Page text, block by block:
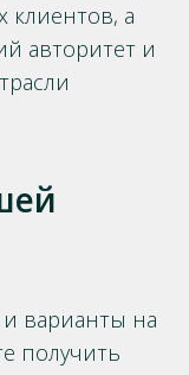
клиентов, а
авторитет и
варианты на
получить